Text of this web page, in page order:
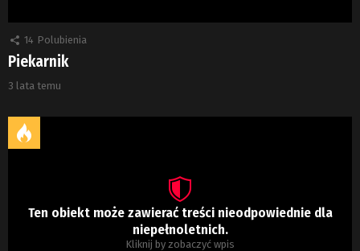
14 Polubienia
Piekarnik
3 lata temu
Ten obiekt może zawierać treści nieodpowiednie dla
niepełnoletnich.
Kliknij by zobaczyć wpis